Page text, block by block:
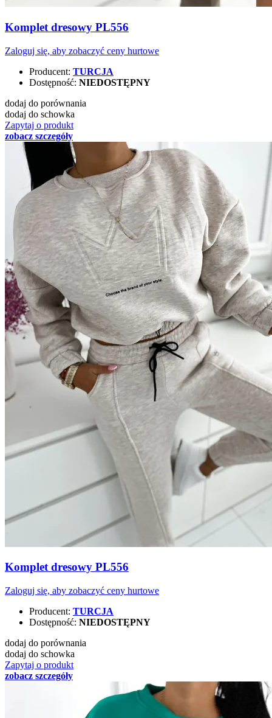
Komplet dresowy PL556
Zaloguj się, aby zobaczyć ceny hurtowe
Producent: TURCJA
Dostępność: NIEDOSTĘPNY
dodaj do porównania
dodaj do schowka
Zapytaj o produkt
zobacz szczegóły
Komplet dresowy PL556
Zaloguj się, aby zobaczyć ceny hurtowe
Producent: TURCJA
Dostępność: NIEDOSTĘPNY
dodaj do porównania
dodaj do schowka
Zapytaj o produkt
zobacz szczegóły